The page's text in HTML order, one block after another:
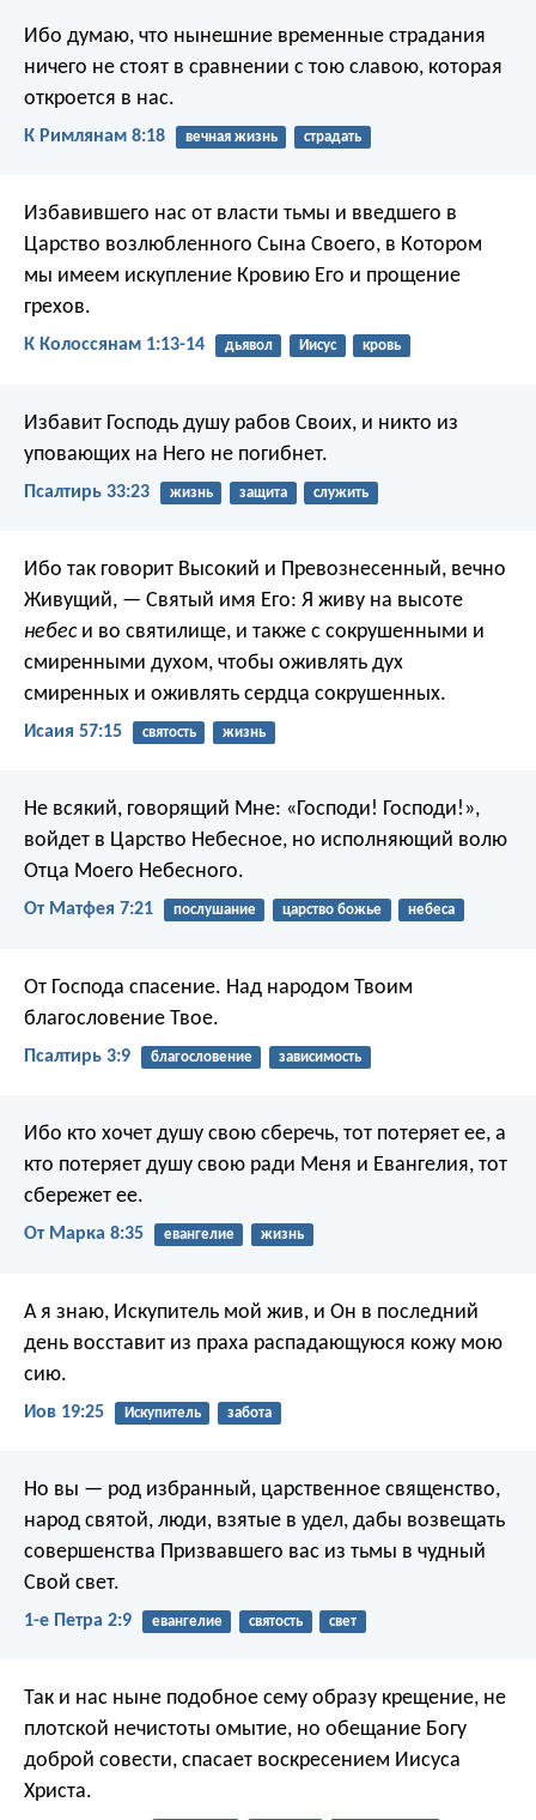
Ибо думаю, что нынешние временные страдания
ничего не стоят в сравнении с тою славою, которая
откроется в нас.
К Римлянам 8:18 вечная жизнь страдать
Избавившего нас от власти тьмы и введшего в
Царство возлюбленного Сына Своего, в Котором
мы имеем искупление Кровию Его и прощение
грехов.
К Колоссянам 1:13-14 дьявол Иисус кровь
Избавит Господь душу рабов Своих, и никто из
уповающих на Него не погибнет.
Псалтирь 33:23 жизнь защита служить
Ибо так говорит Высокий и Превознесенный, вечно
Живущий, — Святый имя Его: Я живу на высоте
небеси во святилище, и также с сокрушенными и
смиренными духом, чтобы оживлять дух
смиренных и оживлять сердца сокрушенных.
Исаия 57:15 святость жизнь
Не всякий, говорящий Мне: «Господи! Господи!»,
войдет в Царство Небесное, но исполняющий волю
Отца Моего Небесного.
От Матфея 7:21 послушание царство божье небеса
От Господа спасение. Над народом Твоим
благословение Твое.
Псалтирь 3:9 благословение зависимость
Ибо кто хочет душу свою сберечь, тот потеряет ее, а
кто потеряет душу свою ради Меня и Евангелия, тот
сбережет ее.
От Марка 8:35 евангелие жизнь
А я знаю, Искупитель мой жив, и Он в последний
день восставит из праха распадающуюся кожу мою
сию.
Иов 19:25 Искупитель забота
Но вы — род избранный, царственное священство,
народ святой, люди, взятые в удел, дабы возвещать
совершенства Призвавшего вас из тьмы в чудный
Свой свет.
1-е Петра 2:9 евангелие святость свет
Так и нас ныне подобное сему образу крещение, не
плотской нечистоты омытие, но обещание Богу
доброй совести, спасает воскресением Иисуса
Христа.